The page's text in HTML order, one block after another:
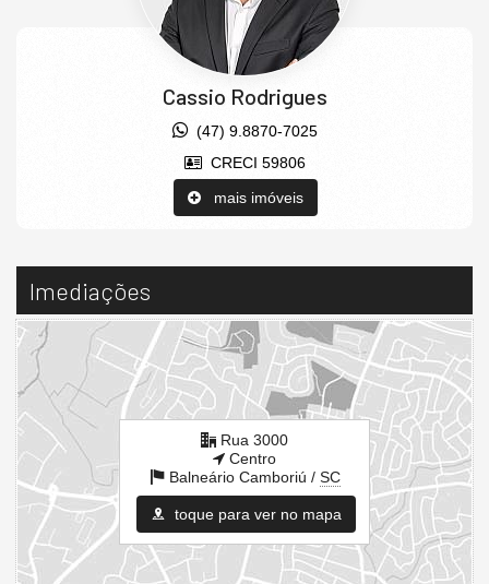
Cassio Rodrigues
(47) 9.8870-7025
CRECI 59806
mais imóveis
Imediações
Rua 3000
Centro
Balneário Camboriú / SC
toque para ver no mapa